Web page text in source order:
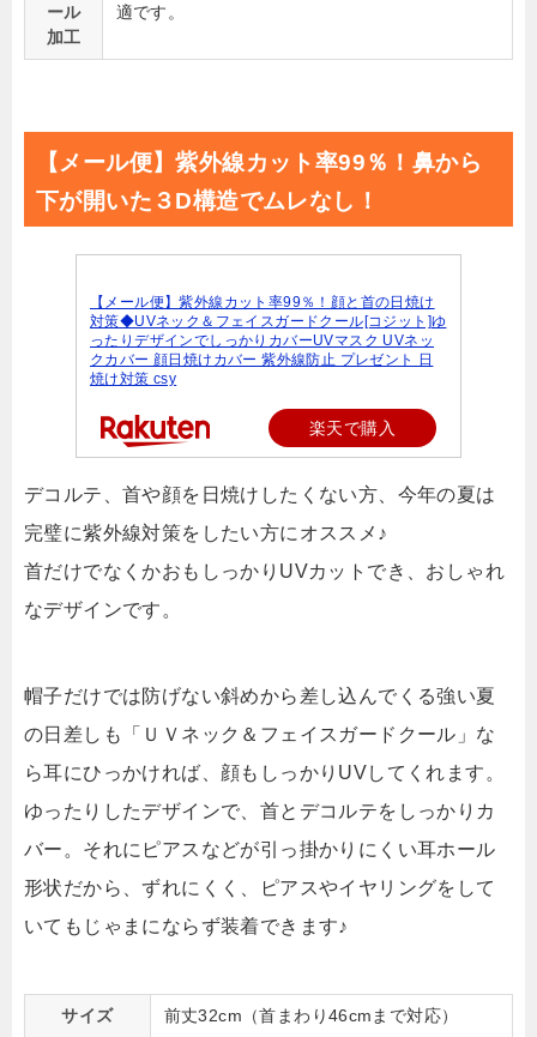
ール
加工
適です。
【メール便】紫外線カット率99％！鼻から
下が開いた３D構造でムレなし！
【メール便】紫外線カット率99％！顔と首の日焼け
対策◆UVネック＆フェイスガードクール[コジット]ゆ
ったりデザインでしっかりカバーUVマスク UVネッ
クカバー 顔日焼けカバー 紫外線防止 プレゼント 日
焼け対策 csy
楽天で購入
デコルテ、首や顔を日焼けしたくない方、今年の夏は
完璧に紫外線対策をしたい方にオススメ♪
首だけでなくかおもしっかりUVカットでき、おしゃれ
なデザインです。
帽子だけでは防げない斜めから差し込んでくる強い夏
の日差しも「ＵＶネック＆フェイスガードクール」な
ら耳にひっかければ、顔もしっかりUVしてくれます。
ゆったりしたデザインで、首とデコルテをしっかりカ
バー。それにピアスなどが引っ掛かりにくい耳ホール
形状だから、ずれにくく、ピアスやイヤリングをして
いてもじゃまにならず装着できます♪
サイズ 前丈32cm（首まわり46cmまで対応）